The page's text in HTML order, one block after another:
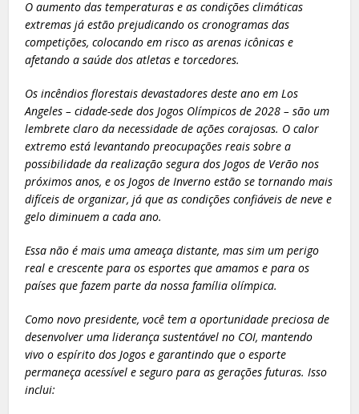
O aumento das temperaturas e as condições climáticas
extremas já estão prejudicando os cronogramas das
competições, colocando em risco as arenas icônicas e
afetando a saúde dos atletas e torcedores.
Os incêndios florestais devastadores deste ano em Los
Angeles – cidade-sede dos Jogos Olímpicos de 2028 – são um
lembrete claro da necessidade de ações corajosas. O calor
extremo está levantando preocupações reais sobre a
possibilidade da realização segura dos Jogos de Verão nos
próximos anos, e os Jogos de Inverno estão se tornando mais
difíceis de organizar, já que as condições confiáveis de neve e
gelo diminuem a cada ano.
Essa não é mais uma ameaça distante, mas sim um perigo
real e crescente para os esportes que amamos e para os
países que fazem parte da nossa família olímpica.
Como novo presidente, você tem a oportunidade preciosa de
desenvolver uma liderança sustentável no COI, mantendo
vivo o espírito dos Jogos e garantindo que o esporte
permaneça acessível e seguro para as gerações futuras. Isso
inclui: